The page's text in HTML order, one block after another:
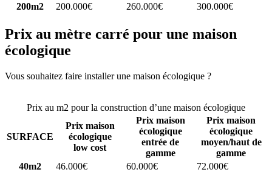
200m2
200.000€ 260.000€ 300.000€
Prix au mètre carré pour une maison
écologique
Vous souhaitez faire installer une maison écologique ?
Prix au m2 pour la construction d’une maison écologique
SURFACE
Prix maison
écologique
low cost
Prix maison
écologique
entrée de
gamme
Prix maison
écologique
moyen/haut de
gamme
40m2
46.000€ 60.000€
72.000€